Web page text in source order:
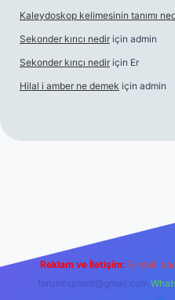
Kaleydoskop kelimesinin tanımı
Sekonder kırıcı nedir için admin
Sekonder kırıcı nedir için Er
Hilal i amber ne demek için admin
Reklam ve İletişim: E-mail:
forumhizmeti@gmail.com